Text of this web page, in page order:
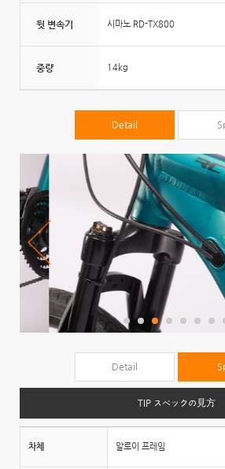
뒷 변속기 시마노 RD-TX800
중량 14kg
Detail
Detail
TIP スペックの見方
차체 알로이 프레임